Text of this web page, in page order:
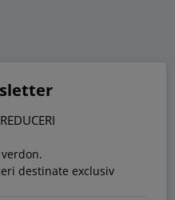
destinate exclusiv